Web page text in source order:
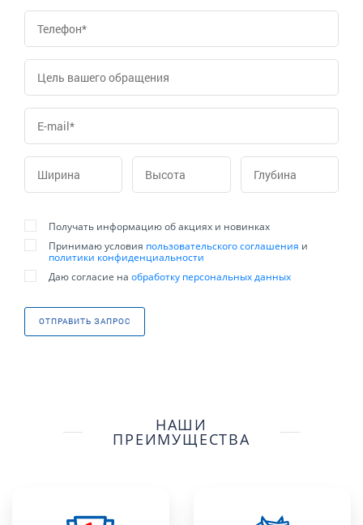
ОТПРАВИТЬ ЗАПРОС
Получать информацию об акциях и новинках
Принимаю условия пользовательского соглашения и
политики конфиденциальности
Даю согласие на обработку персональных данных
НАШИ
ПРЕИМУЩЕСТВА